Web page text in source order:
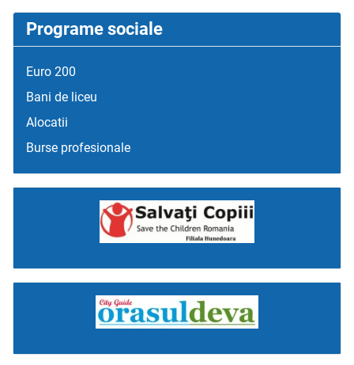
Programe sociale
Euro 200
Bani de liceu
Alocatii
Burse profesionale